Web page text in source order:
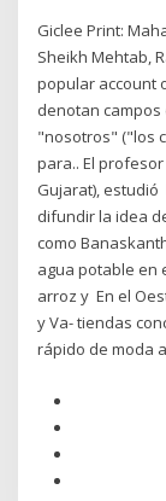
Giclee Print:
Sheikh Mehtab,
popular account
denotan
"nosotros" ("los
para.. El
Gujarat),
difundir la idea
como
agua potable en
arroz y En el
y Va- tiendas
rápido de moda